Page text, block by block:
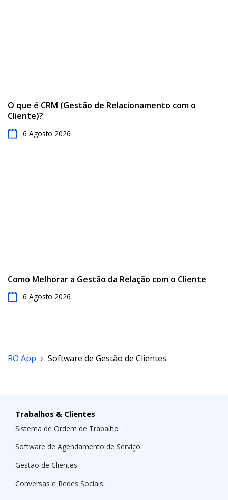
O que é CRM (Gestão de Relacionamento com o
Cliente)?
6 Agosto 2026
Como Melhorar a Gestão da Relação com o Cliente
6 Agosto 2026
RO App › Software de Gestão de Clientes
Trabalhos & Clientes
Sistema de Ordem de Trabalho
Software de Agendamento de Serviço
Gestão de Clientes
Conversas e Redes Sociais